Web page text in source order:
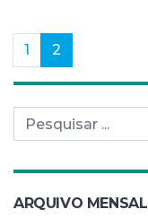
1 2
Pesquisar por:
ARQUIVO MENSAL